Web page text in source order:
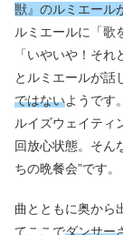
獣』のルミエール
ルミエールに「歌
「いやいや！そ
とルミエールが話
ではないようで
ルイズウェイテ
回放心状態。そん
ちの晩餐会”です。
曲とともに奥から
てここでダンサー